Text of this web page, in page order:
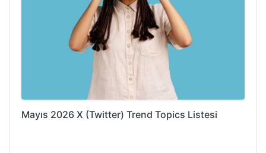
Mayıs 2026 X (Twitter) Trend Topics Listesi